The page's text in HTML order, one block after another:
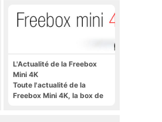
L'Actualité de la Freebox
Mini 4K
Toute l'actualité de la
Freebox Mini 4K, la box de